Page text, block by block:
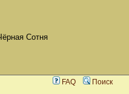
Сотня
FAQ Поиск